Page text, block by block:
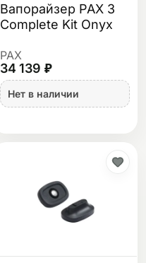
Вапорайзер PAX 3
Complete Kit Onyx
PAX
34 139 ₽
Нет в наличии